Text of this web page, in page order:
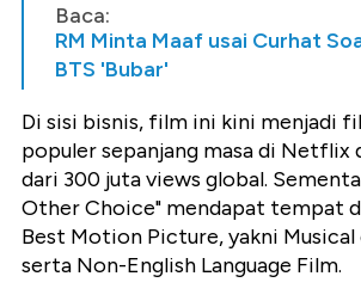
Baca:
RM Minta Maaf usai Curhat
BTS 'Bubar'
Di sisi bisnis, film ini kini menjadi
populer sepanjang masa di Netflix
dari 300 juta views global.
Other Choice" mendapat tempat
Best Motion Picture, yakni
serta Non-English Language Film.